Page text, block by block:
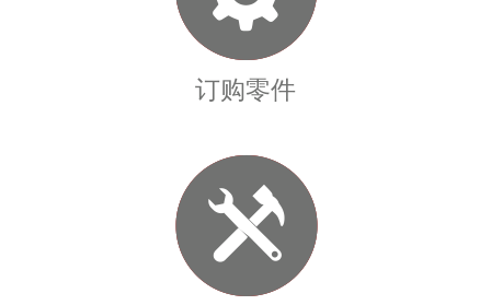
订购零件